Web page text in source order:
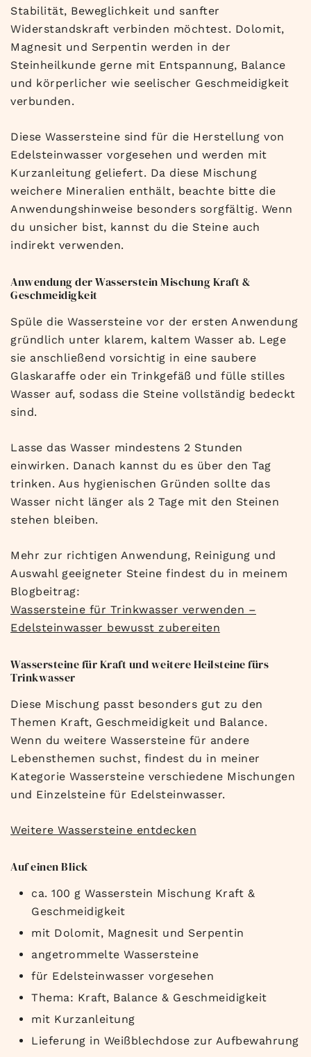
Stabilität, Beweglichkeit und sanfter
Widerstandskraft verbinden möchtest. Dolomit,
Magnesit und Serpentin werden in der
Steinheilkunde gerne mit Entspannung, Balance
und körperlicher wie seelischer Geschmeidigkeit
verbunden.
Diese Wassersteine sind für die Herstellung von
Edelsteinwasser vorgesehen und werden mit
Kurzanleitung geliefert. Da diese Mischung
weichere Mineralien enthält, beachte bitte die
Anwendungshinweise besonders sorgfältig. Wenn
du unsicher bist, kannst du die Steine auch
indirekt verwenden.
Anwendung der Wasserstein Mischung Kraft &
Geschmeidigkeit
Spüle die Wassersteine vor der ersten Anwendung
gründlich unter klarem, kaltem Wasser ab. Lege
sie anschließend vorsichtig in eine saubere
Glaskaraffe oder ein Trinkgefäß und fülle stilles
Wasser auf, sodass die Steine vollständig bedeckt
sind.
Lasse das Wasser mindestens 2 Stunden
einwirken. Danach kannst du es über den Tag
trinken. Aus hygienischen Gründen sollte das
Wasser nicht länger als 2 Tage mit den Steinen
stehen bleiben.
Mehr zur richtigen Anwendung, Reinigung und
Auswahl geeigneter Steine findest du in meinem
Blogbeitrag:
Wassersteine für Trinkwasser verwenden –
Edelsteinwasser bewusst zubereiten
Wassersteine für Kraft und weitere Heilsteine fürs
Trinkwasser
Diese Mischung passt besonders gut zu den
Themen Kraft, Geschmeidigkeit und Balance.
Wenn du weitere Wassersteine für andere
Lebensthemen suchst, findest du in meiner
Kategorie Wassersteine verschiedene Mischungen
und Einzelsteine für Edelsteinwasser.
Weitere Wassersteine entdecken
Auf einen Blick
ca. 100 g Wasserstein Mischung Kraft &
Geschmeidigkeit
mit Dolomit, Magnesit und Serpentin
angetrommelte Wassersteine
für Edelsteinwasser vorgesehen
Thema: Kraft, Balance & Geschmeidigkeit
mit Kurzanleitung
Lieferung in Weißblechdose zur Aufbewahrung